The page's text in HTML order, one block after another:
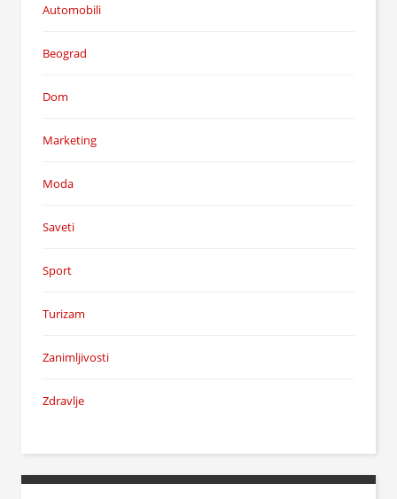
Automobili
Beograd
Dom
Marketing
Moda
Saveti
Sport
Turizam
Zanimljivosti
Zdravlje